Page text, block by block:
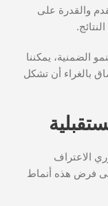
والقدرة على
الضمنية، يمكننا
بالغراء أن تشكل
الاعتراف
فرض هذه أنماط